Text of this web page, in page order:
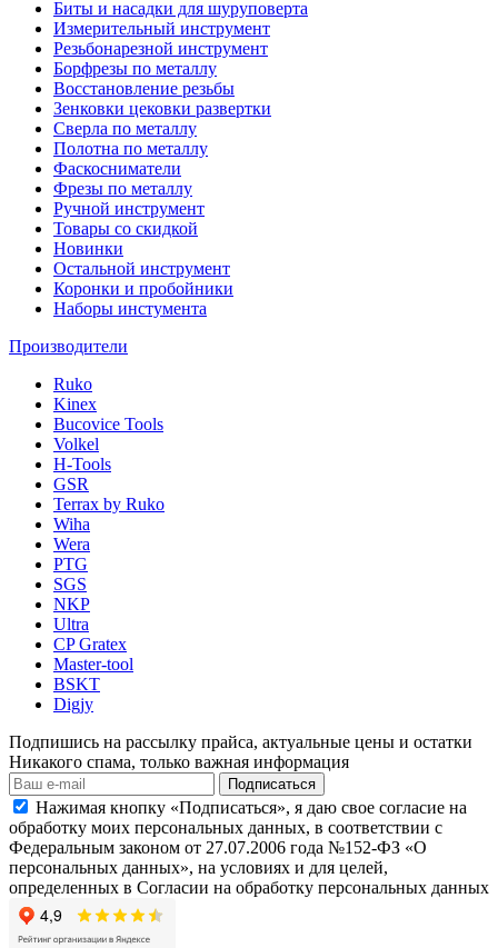
Биты и насадки для шуруповерта
Измерительный инструмент
Резьбонарезной инструмент
Борфрезы по металлу
Восстановление резьбы
Зенковки цековки развертки
Сверла по металлу
Полотна по металлу
Фаскосниматели
Фрезы по металлу
Ручной инструмент
Товары со скидкой
Новинки
Остальной инструмент
Коронки и пробойники
Наборы инстумента
Производители
Ruko
Kinex
Bucovice Tools
Volkel
H-Tools
GSR
Terrax by Ruko
Wiha
Wera
PTG
SGS
NKP
Ultra
CP Gratex
Master-tool
BSKT
Digjy
Подпишись на рассылку прайса, актуальные цены и остатки
Никакого спама, только важная информация
Подписаться
Нажимая кнопку «Подписаться», я даю свое согласие на
обработку моих персональных данных, в соответствии с
Федеральным законом от 27.07.2006 года №152-ФЗ «О
персональных данных», на условиях и для целей,
определенных в Согласии на обработку персональных данных